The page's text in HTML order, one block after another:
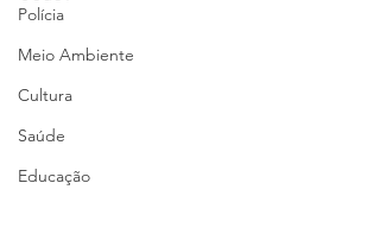
Polícia
Meio Ambiente
Cultura
Saúde
Educação